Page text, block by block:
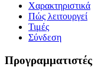
Χαρακτηριστικά
Πώς λειτουργεί
Τιμές
Σύνδεση
Προγραμματιστές